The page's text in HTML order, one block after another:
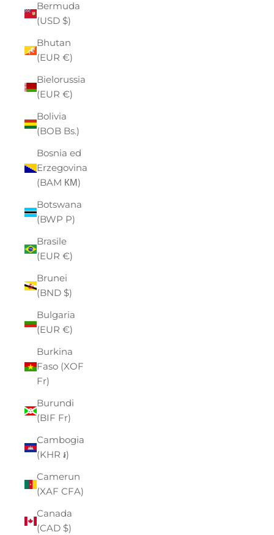
Bermuda
(USD $)
Bhutan
(EUR €)
Bielorussia
(EUR €)
Bolivia
(BOB Bs.)
Bosnia ed
Erzegovina
(BAM КМ)
Botswana
(BWP P)
Brasile
(EUR €)
Brunei
(BND $)
Bulgaria
(EUR €)
Burkina
Faso (XOF
Fr)
Burundi
(BIF Fr)
Cambogia
(KHR ៛)
Camerun
(XAF CFA)
Canada
(CAD $)